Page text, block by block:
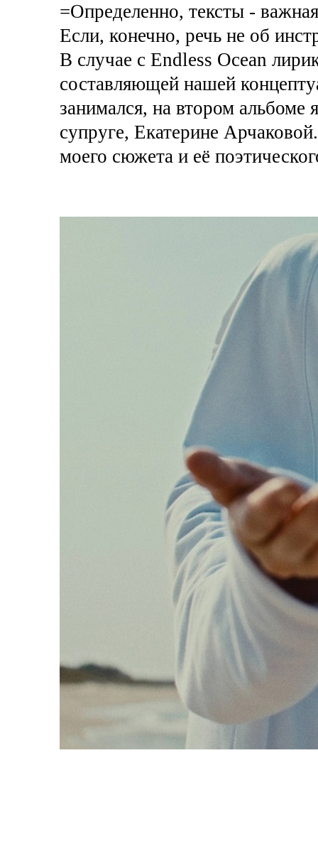
=Определенно, тексты -
Если, конечно, речь не об
В случае с Endless Ocean
составляющей нашей
занимался, на втором
супруге, Екатерине
моего сюжета и её